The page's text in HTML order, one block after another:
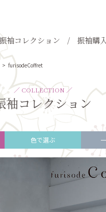
袖コレクション 振袖購
> furisodeCoffret
／ COLLECTION ／
袖コレクション
色で選ぶ